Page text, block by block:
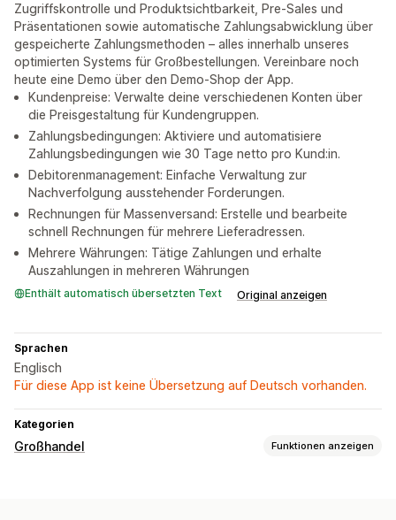
Zugriffskontrolle und Produktsichtbarkeit, Pre-Sales und
Präsentationen sowie automatische Zahlungsabwicklung über
gespeicherte Zahlungsmethoden – alles innerhalb unseres
optimierten Systems für Großbestellungen. Vereinbare noch
heute eine Demo über den Demo-Shop der App.
Kundenpreise: Verwalte deine verschiedenen Konten über
die Preisgestaltung für Kundengruppen.
Zahlungsbedingungen: Aktiviere und automatisiere
Zahlungsbedingungen wie 30 Tage netto pro Kund:in.
Debitorenmanagement: Einfache Verwaltung zur
Nachverfolgung ausstehender Forderungen.
Rechnungen für Massenversand: Erstelle und bearbeite
schnell Rechnungen für mehrere Lieferadressen.
Mehrere Währungen: Tätige Zahlungen und erhalte
Auszahlungen in mehreren Währungen
Enthält automatisch übersetzten Text Original anzeigen
Sprachen
Englisch
Für diese App ist keine Übersetzung auf Deutsch vorhanden.
Kategorien
Großhandel Funktionen anzeigen